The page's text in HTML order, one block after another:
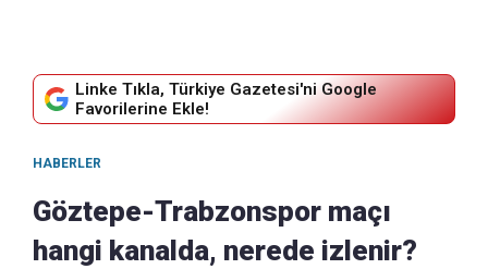
Linke Tıkla, Türkiye Gazetesi'ni Google
Favorilerine Ekle!
HABERLER
Göztepe-Trabzonspor maçı
hangi kanalda, nerede izlenir?